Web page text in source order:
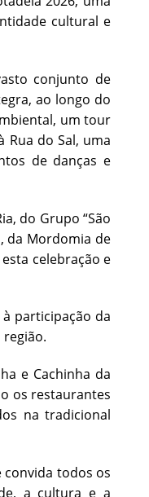
cultural e
conjunto de
ao longo do
um tour
Rua do Sal, uma
de danças e
do Grupo “São
da Mordomia de
celebração e
participação da
e Cachinha da
os restaurantes
na tradicional
convida todos os
a cultura e a